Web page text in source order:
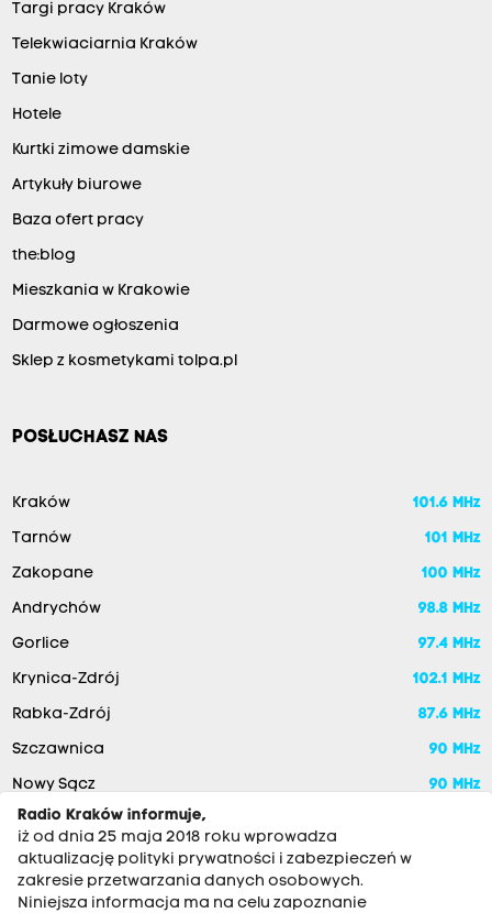
Targi pracy Kraków
Telekwiaciarnia Kraków
Tanie loty
Hotele
Kurtki zimowe damskie
Artykuły biurowe
Baza ofert pracy
the:blog
Mieszkania w Krakowie
Darmowe ogłoszenia
Sklep z kosmetykami tolpa.pl
POSŁUCHASZ NAS
Kraków 101.6 MHz
Tarnów 101 MHz
Zakopane 100 MHz
Andrychów 98.8 MHz
Gorlice 97.4 MHz
Krynica-Zdrój 102.1 MHz
Rabka-Zdrój 87.6 MHz
Szczawnica 90 MHz
Nowy Sącz
90 MHz
Radio Kraków informuje,
iż od dnia 25 maja 2018 roku wprowadza
aktualizację polityki prywatności i zabezpieczeń w
zakresie przetwarzania danych osobowych.
Niniejsza informacja ma na celu zapoznanie